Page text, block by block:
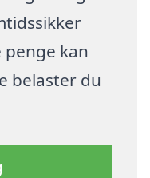
kan
belaster du